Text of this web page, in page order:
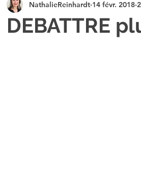
de l'Approche
DEBATTRE
NathalieReinhardt 14 févr. 2018